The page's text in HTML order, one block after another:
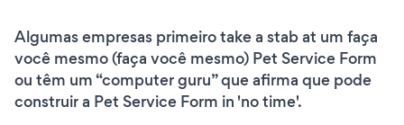
Algumas empresas primeiro take a stab at um faça
você mesmo (faça você mesmo) Pet Service Form
ou têm um “computer guru” que afirma que pode
construir a Pet Service Form in 'no time'.